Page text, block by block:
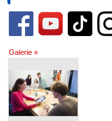
Galerie »